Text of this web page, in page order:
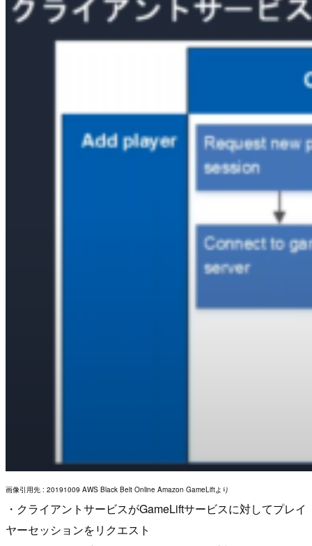
画像引用先 : 20191009 AWS Black Belt Online Amazon GameLiftより
・クライアントサービスがGameLiftサービスに対してプレイ
ヤーセッションをリクエスト